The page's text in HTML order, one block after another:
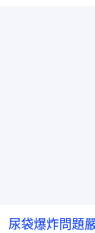
尿袋爆炸問題